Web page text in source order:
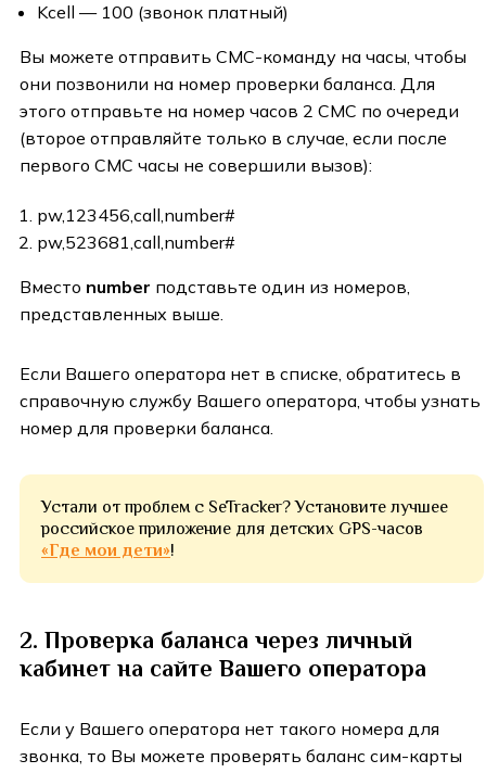
Kcell — 100 (звонок платный)
Вы можете отправить СМС-команду на часы, чтобы
они позвонили на номер проверки баланса. Для
этого отправьте на номер часов 2 СМС по очереди
(второе отправляйте только в случае, если после
первого СМС часы не совершили вызов):
pw,123456,call,number#
pw,523681,call,number#
Вместо number подставьте один из номеров,
представленных выше.
Если Вашего оператора нет в списке, обратитесь в
справочную службу Вашего оператора, чтобы узнать
номер для проверки баланса.
Устали от проблем с SeTracker?Установите лучшее
российское приложение для детских GPS-часов
«Где мои дети»!
2. Проверка баланса через личный
кабинет на сайте Вашего оператора
Если у Вашего оператора нет такого номера для
звонка, то Вы можете проверять баланс сим-карты